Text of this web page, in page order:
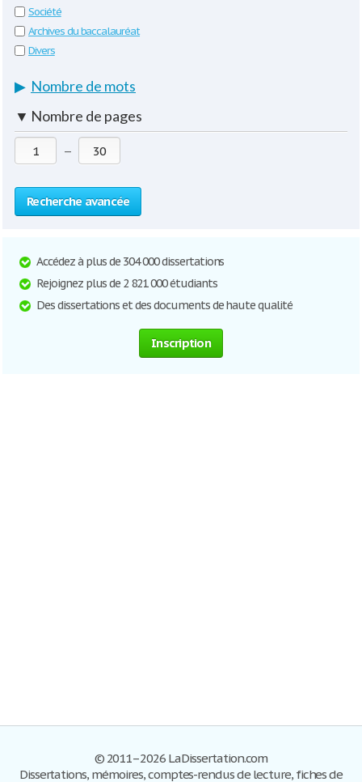
Société
Archives du baccalauréat
Divers
▶ Nombre de mots
▼ Nombre de pages
—
Recherche avancée
Accédez à plus de 304 000 dissertations
Rejoignez plus de 2 821 000 étudiants
Des dissertations et des documents de haute qualité
Inscription
© 2011–2026 LaDissertation.com
Dissertations, mémoires, comptes-rendus de lecture, fiches de